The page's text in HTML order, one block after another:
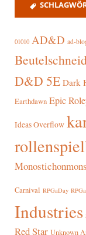
01010 AD&D ad-
D&D 5E Dark
Earthdawn Epic
Ideas Overflow
Carnival RPGaDay
Industries
Red Star Unknown